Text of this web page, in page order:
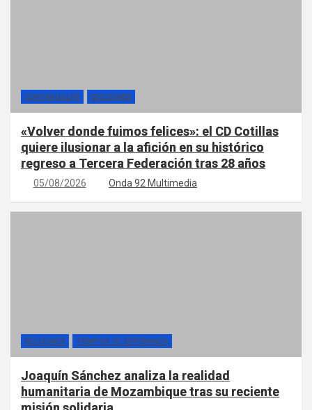
CONTRAGOLPE SECCIONES
«Volver donde fuimos felices»: el CD Cotillas
quiere ilusionar a la afición en su histórico
regreso a Tercera Federación tras 28 años
05/08/2026 Onda 92 Multimedia
SECCIONES TIEMPOS DE ESPERANZA
Joaquín Sánchez analiza la realidad
humanitaria de Mozambique tras su reciente